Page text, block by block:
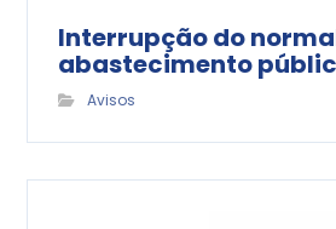
Interrupção do
abastecimento
Avisos